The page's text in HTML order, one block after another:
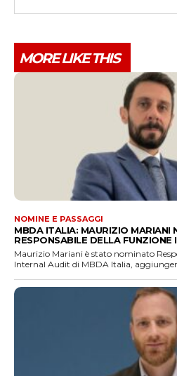
MORE LIKE THIS
NOMINE E PASSAGGI
MBDA ITALIA: MAURIZIO MARIANI
RESPONSABILE DELLA FUNZIONE
Maurizio Mariani è stato nominato
Internal Audit di MBDA Italia,